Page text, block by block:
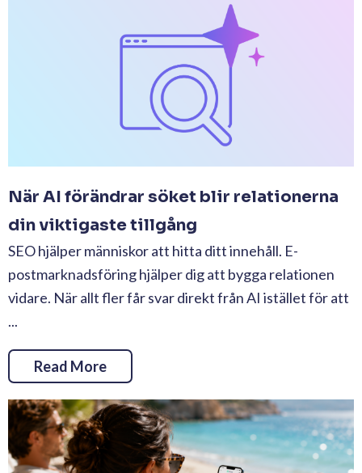
När AI förändrar söket blir relationerna
din viktigaste tillgång
SEO hjälper människor att hitta ditt innehåll. E-
postmarknadsföring hjälper dig att bygga relationen
vidare. När allt fler får svar direkt från AI istället för att
...
Read More